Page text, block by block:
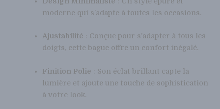
moderne qui s’adapte à toutes les occasions.
Ajustabilité : Conçue pour s’adapter à tous les
doigts, cette bague offre un confort inégalé.
Finition Polie : Son éclat brillant capte la
lumière et ajoute une touche de sophistication
à votre look.